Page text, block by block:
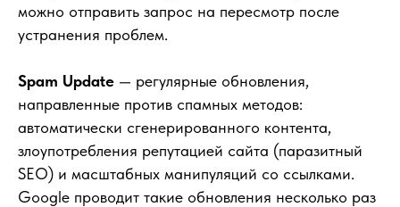
можно отправить запрос на пересмотр после
устранения проблем.
Spam Update — регулярные обновления,
направленные против спамных методов:
автоматически сгенерированного контента,
злоупотребления репутацией сайта (паразитный
SEO) и масштабных манипуляций со ссылками.
Google проводит такие обновления несколько раз